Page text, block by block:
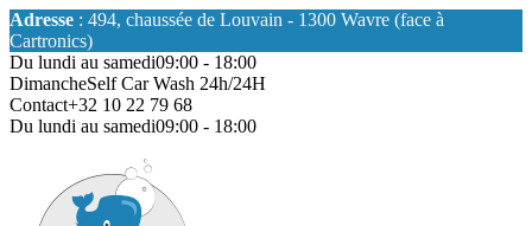
Adresse : 494, chaussée de Louvain - 1300 Wavre (face à
Cartronics)
Du lundi au samedi09:00 - 18:00
DimancheSelf Car Wash 24h/24H
Contact+32 10 22 79 68
Du lundi au samedi09:00 - 18:00